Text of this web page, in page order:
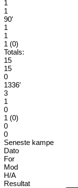
1
1
90′
1
1
1 (0)
Totals:
15
15
0
1336′
3
1
0
1 (0)
0
0
Seneste kampe
Dato
For
Mod
H/A
Resultat